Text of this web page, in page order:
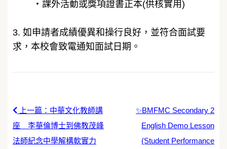
・​ 課外活動或獎項證書正本(供核實用)
3. 如申請者成績優異和操行良好，並符合面試要
求，本校會致電通知面試日期。
上一篇：中華文化教師講
座 李華倫博士到佛教茂峰
法師紀念中學解構軟實力
✨BMFMC Secondary 2
English Demo Lesson
(Student Performance